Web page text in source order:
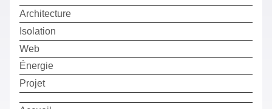
Architecture
Isolation
Web
Énergie
Projet